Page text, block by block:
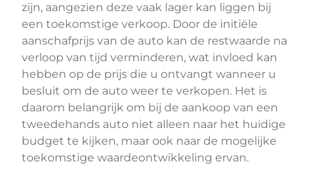
zijn, aangezien deze vaak lager kan liggen bij
een toekomstige verkoop. Door de initiële
aanschafprijs van de auto kan de restwaarde na
verloop van tijd verminderen, wat invloed kan
hebben op de prijs die u ontvangt wanneer u
besluit om de auto weer te verkopen. Het is
daarom belangrijk om bij de aankoop van een
tweedehands auto niet alleen naar het huidige
budget te kijken, maar ook naar de mogelijke
toekomstige waardeontwikkeling ervan.